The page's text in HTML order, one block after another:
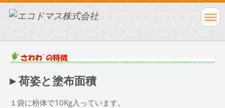
►荷姿と塗布面積
１袋に粉体で10Kg入っています。